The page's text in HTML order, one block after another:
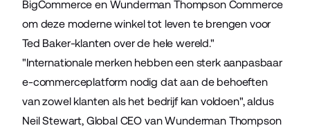
BigCommerce en Wunderman Thompson Commerce
om deze moderne winkel tot leven te brengen voor
Ted Baker-klanten over de hele wereld."
"Internationale merken hebben een sterk aanpasbaar
e-commerceplatform nodig dat aan de behoeften
van zowel klanten als het bedrijf kan voldoen", aldus
Neil Stewart, Global CEO van Wunderman Thompson